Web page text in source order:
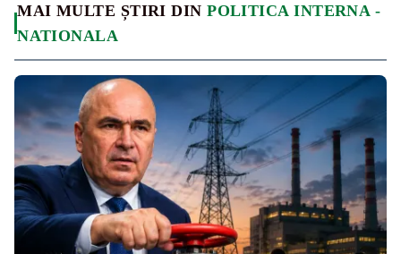
MAI MULTE ȘTIRI DINPOLITICA INTERNA -
NATIONALA